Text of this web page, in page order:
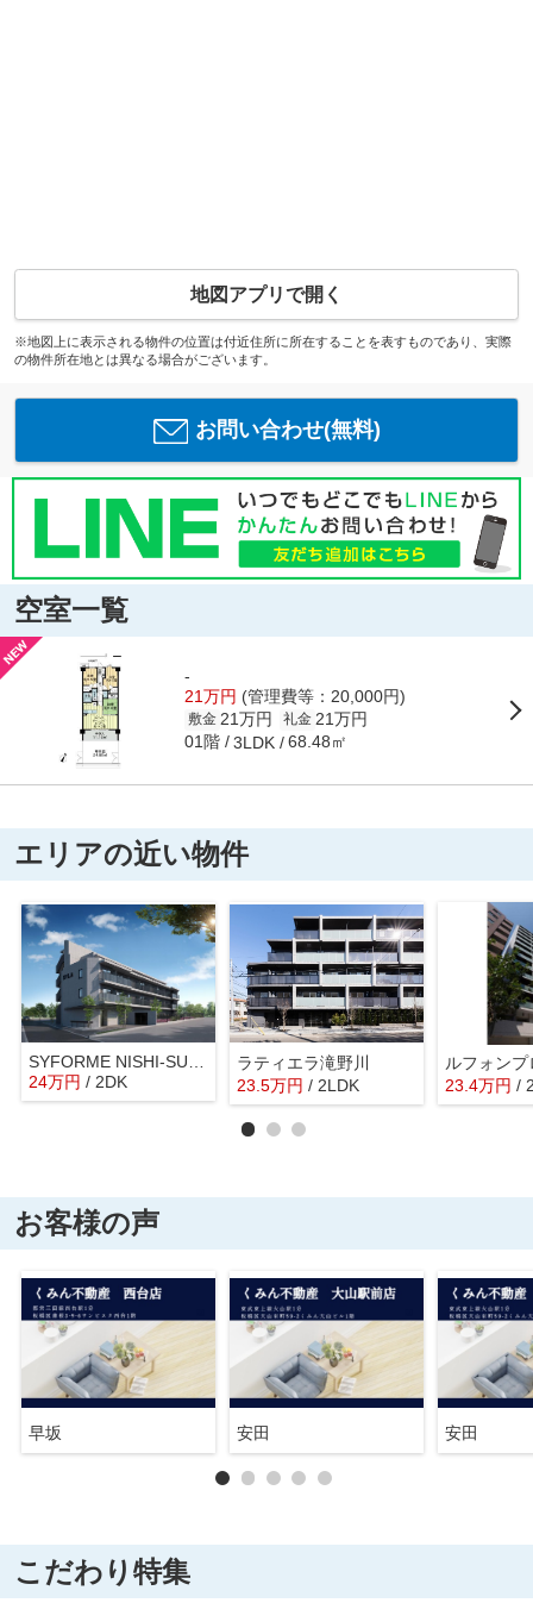
地図アプリで開く
※地図上に表示される物件の位置は付近住所に所在することを表すものであり、実際
の物件所在地とは異なる場合がございます。
お問い合わせ(無料)
空室一覧
-
21万円 (管理費等：20,000円)
敷金 21万円 礼金 21万円
01階 3LDK 68.48㎡
エリアの近い物件
SYFORME NISHI-SUGAMO
24万円 / 2DK
ラティエラ滝野川
23.5万円 / 2LDK 23.4万円 /
お客様の声
早坂 安田 安田
こだわり特集